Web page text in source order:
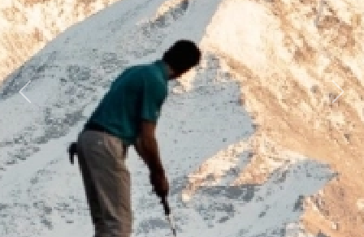
Previous Next